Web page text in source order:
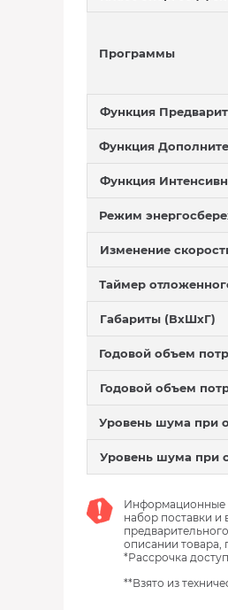
Программы
Функция
Функция
Функция
Режим
Изменение
Таймер
Габариты (ВхШхГ)
Годовой объем
Годовой объем
Уровень шума при
Уровень шума при
Информационные
набор поставки и
описании товара,
*Рассрочка
**Взято из